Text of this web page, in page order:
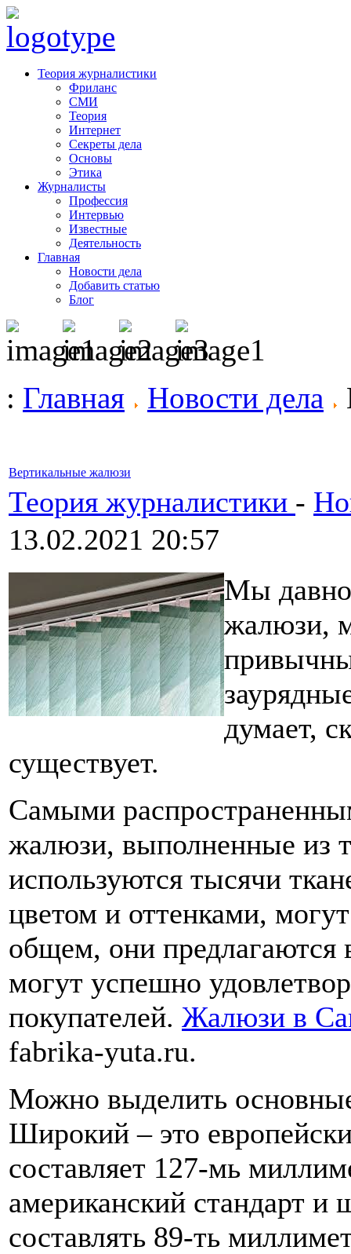
Теория журналистики
Фриланс
СМИ
Теория
Интернет
Секреты дела
Основы
Этика
Журналисты
Профессия
Интервью
Известные
Деятельность
Главная
Новости дела
Добавить статью
Блог
: Главная Новости дела
Вертикальные жалюзи
Теория журналистики -
13.02.2021 20:57
Мы
жалюзи,
думает,
существует.
Самыми
жалюзи, выполненные из
используются тысячи
цветом и оттенками,
общем, они предлагаются
могут успешно
покупателей. Жалюзи в
fabrika-yuta.ru.
Можно выделить
Широкий – это
составляет 127-мь
американский стандарт и
составлять 89-ть